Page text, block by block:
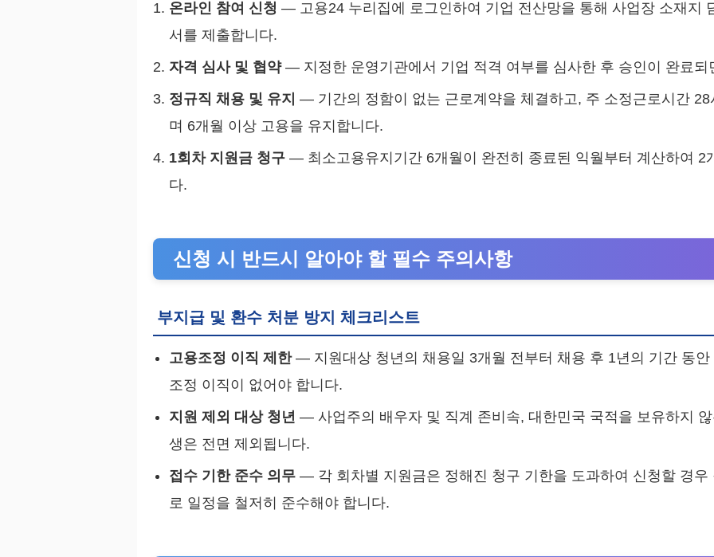
온라인 참여 신청 — 고용24 누리집에 로그인하여 기업 전산망을 통해 사업장 소재지
서를 제출합니다.
자격 심사 및 협약— 지정한 운영기관에서 기업 적격 여부를 심사한 후 승인이 완료되
정규직 채용 및 유지 — 기간의 정함이 없는 근로계약을 체결하고, 주 소정근로시간
며 6개월 이상 고용을 유지합니다.
1회차 지원금 청구 — 최소고용유지기간 6개월이 완전히 종료된 익월부터 계산하여 2
다.
신청 시 반드시 알아야 할 필수 주의사항
부지급 및 환수 처분 방지 체크리스트
고용조정 이직 제한— 지원대상 청년의 채용일 3개월 전부터 채용 후 1년의 기간 동
조정 이직이 없어야 합니다.
지원 제외 대상 청년 — 사업주의 배우자 및 직계 존비속, 대한민국 국적을 보유하지
생은 전면 제외됩니다.
접수 기한 준수 의무 — 각 회차별 지원금은 정해진 청구 기한을 도과하여 신청할 경우
로 일정을 철저히 준수해야 합니다.